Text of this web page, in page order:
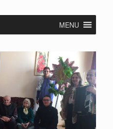
MENU